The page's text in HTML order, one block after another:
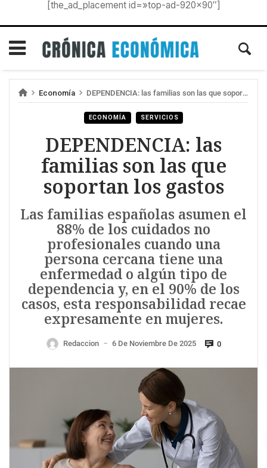
[the_ad_placement id=»top-ad-920×90″]
Economía DEPENDENCIA: las familias son las que soportan los gastos
ECONOMÍA SERVICIOS
DEPENDENCIA: las
familias son las que
soportan los gastos
Las familias españolas asumen el
88% de los cuidados no
profesionales cuando una
persona cercana tiene una
enfermedad o algún tipo de
dependencia y, en el 90% de los
casos, esta responsabilidad recae
expresamente en mujeres.
Redaccion — 6 De Noviembre De 2025 0